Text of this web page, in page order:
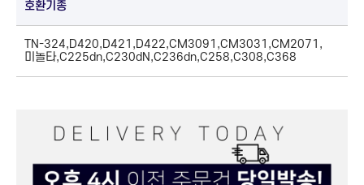
호환기종
TN-324,D420,D421,D422,CM3091,CM3031,CM2071,
미놀타,C225dn,C230dN,C236dn,C258,C308,C368